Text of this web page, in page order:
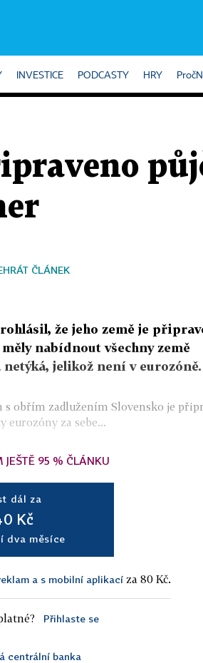
INVESTICE PODCASTY HRY
ČLÁNEK
že jeho země je
nabídnout všechny země
jelikož není v eurozóně.
s obřím zadlužením Slovensko je
eurozóny za sebe...
JEŠTĚ 95 % ČLÁNKU
dál za
Kč
dva měsíce
a s mobilní aplikací za 80 Kč.
Přihlaste se
centrální banka